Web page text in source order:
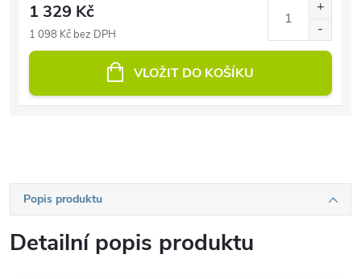
1 329 Kč
1 098 Kč bez DPH
VLOŽIT DO KOŠÍKU
Popis produktu
Detailní popis produktu